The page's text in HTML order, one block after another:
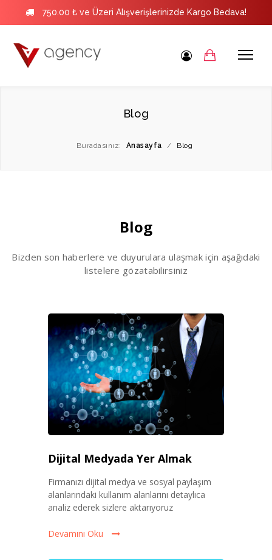
750.00 ₺ ve Üzeri Alışverişlerinizde Kargo Bedava!
Blog
Buradasınız: Anasayfa / Blog
Blog
Bizden son haberlere ve duyurulara ulaşmak için aşağıdaki
listelere gözatabilirsiniz
Dijital Medyada Yer Almak
Firmanızı dijital medya ve sosyal paylaşım
alanlarındaki kullanım alanlarını detaylıca
analiz ederek sizlere aktarıyoruz
Devamını Oku